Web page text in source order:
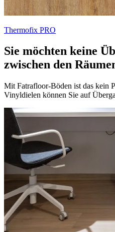
Thermofix PRO
Sie möchten keine
zwischen den
Mit Fatrafloor-Böden ist das kein
Vinyldielen können Sie auf